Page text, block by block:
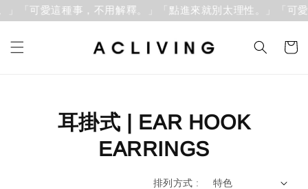
「可愛這種事，不用解釋。」 「點進來就別太理性。」「可愛
耳掛式 | EAR HOOK
EARRINGS
排列方式 :